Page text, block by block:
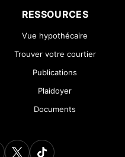
RESSOURCES
Vue hypothécaire
Trouver votre courtier
Publications
Plaidoyer
Documents